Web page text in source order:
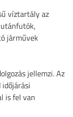
víztartály az
utánfutók,
járművek
jellemzi. Az
is fel van